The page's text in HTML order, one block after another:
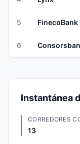
5 FinecoBank
6
Instantánea
CORREDORES
13